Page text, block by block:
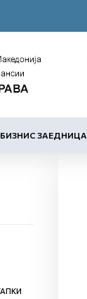
БИЗНИС ЗАЕДНИЦА